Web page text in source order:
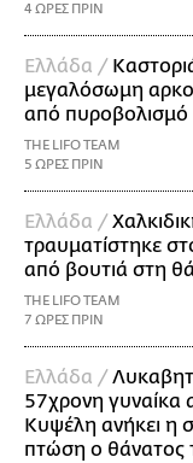
4 ΩΡΕΣ ΠΡΙΝ
Ελλάδα /
μεγαλόσωμη
από πυροβολισμό
THE LIFO TEAM
5 ΩΡΕΣ ΠΡΙΝ
Ελλάδα /
τραυματίστηκε
από βουτιά στη
THE LIFO TEAM
7 ΩΡΕΣ ΠΡΙΝ
Ελλάδα /
57χρονη γυναίκα
Κυψέλη ανήκει η
πτώση ο θάνατος